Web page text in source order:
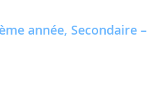
année, Secondaire –